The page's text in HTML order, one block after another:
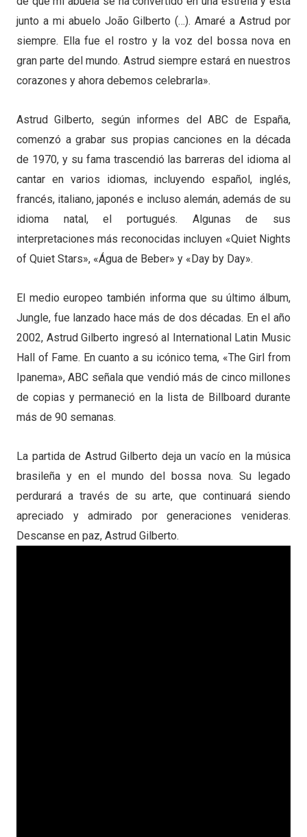
junto a mi abuelo João Gilberto (…). Amaré a Astrud por
siempre. Ella fue el rostro y la voz del bossa nova en
gran parte del mundo. Astrud siempre estará en nuestros
corazones y ahora debemos celebrarla».
Astrud Gilberto, según informes del ABC de España,
comenzó a grabar sus propias canciones en la década
de 1970, y su fama trascendió las barreras del idioma al
cantar en varios idiomas, incluyendo español, inglés,
francés, italiano, japonés e incluso alemán, además de su
idioma natal, el portugués. Algunas de sus
interpretaciones más reconocidas incluyen «Quiet Nights
of Quiet Stars», «Água de Beber» y «Day by Day».
El medio europeo también informa que su último álbum,
Jungle, fue lanzado hace más de dos décadas. En el año
2002, Astrud Gilberto ingresó al International Latin Music
Hall of Fame. En cuanto a su icónico tema, «The Girl from
Ipanema», ABC señala que vendió más de cinco millones
de copias y permaneció en la lista de Billboard durante
más de 90 semanas.
La partida de Astrud Gilberto deja un vacío en la música
brasileña y en el mundo del bossa nova. Su legado
perdurará a través de su arte, que continuará siendo
apreciado y admirado por generaciones venideras.
Descanse en paz, Astrud Gilberto.